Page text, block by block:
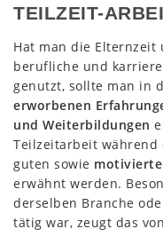
TEILZEIT-
Hat man die
berufliche und
genutzt, sollte man in
erworbenen
und Weiterbildungen
Teilzeitarbeit während
guten sowie
erwähnt werden.
derselben Branche
tätig war, zeugt das